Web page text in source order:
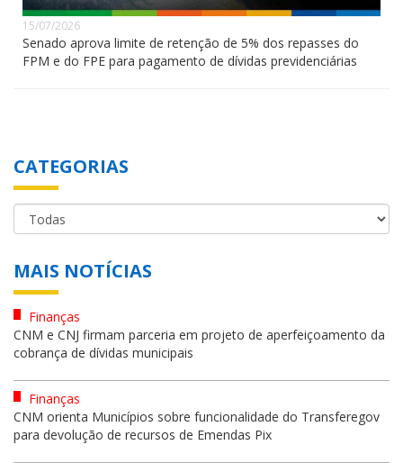
15/07/2026
Senado aprova limite de retenção de 5% dos repasses do
FPM e do FPE para pagamento de dívidas previdenciárias
CATEGORIAS
MAIS NOTÍCIAS
Finanças
CNM e CNJ firmam parceria em projeto de aperfeiçoamento da
cobrança de dívidas municipais
Finanças
CNM orienta Municípios sobre funcionalidade do Transferegov
para devolução de recursos de Emendas Pix